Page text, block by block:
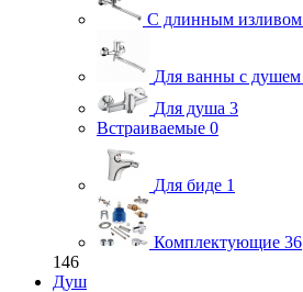
С длинным изливом
Для ванны с душем
Для душа 3
Встраиваемые 0
Для биде 1
Комплектующие 36
146
Душ